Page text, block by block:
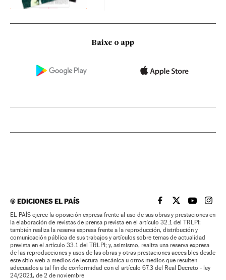
Baixe o app
©EDICIONES EL PAÍS EL PAÍS BRASIL EN
EL PAÍSEL PAÍS
EL
EL PAÍS ejerce la oposición expresa frente al uso de sus obras y prestaciones en
la elaboración de revistas de prensa prevista en el artículo 32.1 del TRLPI;
también realiza la reserva expresa frente a la reproducción, distribución y
comunicación pública de sus trabajos y artículos sobre temas de actualidad
prevista en el artículo 33.1 del TRLPI; y, asimismo, realiza una reserva expresa
de las reproducciones y usos de las obras y otras prestaciones accesibles desde
este sitio web a medios de lectura mecánica u otros medios que resulten
adecuados a tal fin de conformidad con el artículo 67.3 del Real Decreto - ley
24/2021, de 2 de noviembre